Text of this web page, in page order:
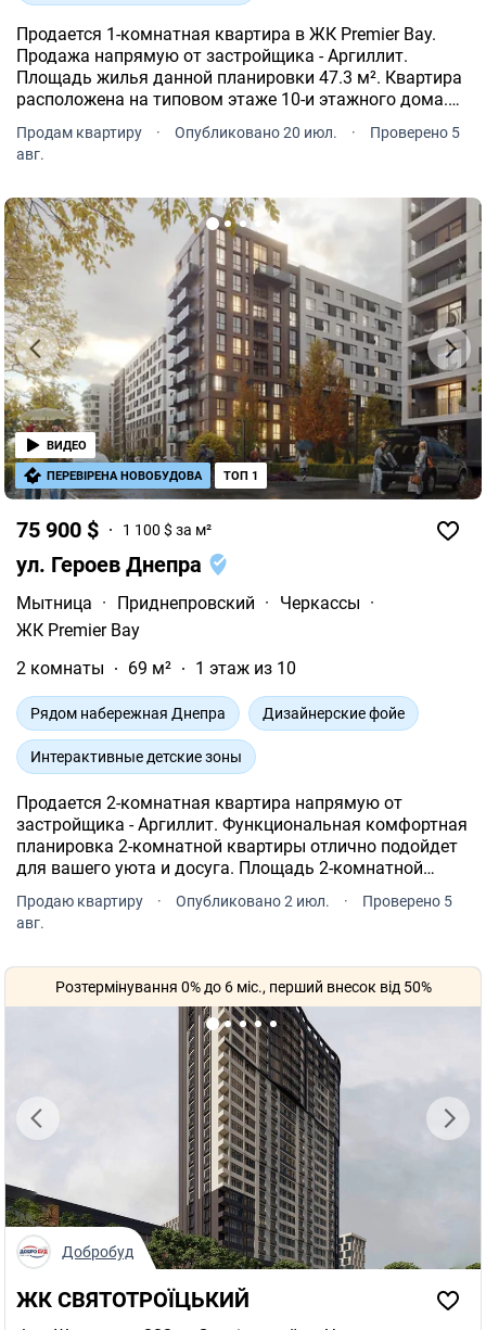
Продается 1-комнатная квартира в ЖК Premier Bay.
Продажа напрямую от застройщика - Аргиллит.
Площадь жилья данной планировки 47.3 м². Квартира
расположена на типовом этаже 10-и этажного дома.
рн Приднепровский, Героев Днепра.
Продам квартиру · Опубликовано 20 июл. ·
Проверено 5
авг.
75 900 $ 1 100 $ за м²
ул. Героев Днепра
Мытница · Приднепровский · Черкассы ·
ЖК Premier Bay
2 комнаты
69 м² 1 этаж из 10
Рядом набережная Днепра Дизайнерские фойе
Интерактивные детские зоны
Продается 2-комнатная квартира напрямую от
застройщика - Аргиллит. Функциональная комфортная
планировка 2-комнатной квартиры отлично подойдет
для вашего уюта и досуга. Площадь 2-комнатной
этаже 10-и этажного дома.
Продаю квартиру · Опубликовано 2 июл. ·
Проверено 5
авг.
ВИДЕО
ПЕРЕВІРЕНА НОВОБУДОВА ТОП 1
ЖК СВЯТОТРОЇЦЬКИЙ
Розтермінування 0% до 6 міс., перший внесок від 50%
Добробуд